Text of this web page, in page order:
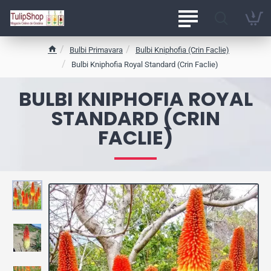
BULBI KNIPHOFIA ROYAL
STANDARD (CRIN
FACLIE)
e
Bulbi Primavara
Bulbi Kniphofia (Crin Faclie)
Bulbi Kniphofia Royal Standard (Crin Faclie)